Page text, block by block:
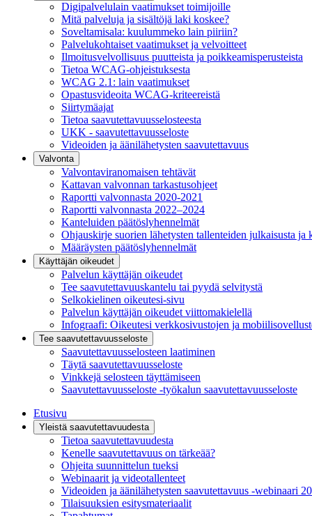
Digipalvelulain vaatimukset toimijoille
Mitä palveluja ja sisältöjä laki koskee?
Soveltamisala: kuulummeko lain piiriin?
Palvelukohtaiset vaatimukset ja velvoitteet
Ilmoitusvelvollisuus puutteista ja poikkeamisperusteista
Tietoa WCAG-ohjeistuksesta
WCAG 2.1: lain vaatimukset
Opastusvideoita WCAG-kriteereistä
Siirtymäajat
Tietoa saavutettavuusselosteesta
UKK - saavutettavuusseloste
Videoiden ja äänilähetysten saavutettavuus
Valvonta
Valvontaviranomaisen tehtävät
Kattavan valvonnan tarkastusohjeet
Raportti valvonnasta 2020-2021
Raportti valvonnasta 2022–2024
Kanteluiden päätöslyhennelmät
Ohjauskirje suorien lähetysten tallenteiden julkaisusta ja
Määräysten päätöslyhennelmät
Käyttäjän oikeudet
Palvelun käyttäjän oikeudet
Tee saavutettavuuskantelu tai pyydä selvitystä
Selkokielinen oikeutesi-sivu
Palvelun käyttäjän oikeudet viittomakielellä
Infograafi: Oikeutesi verkkosivustojen ja
Tee saavutettavuusseloste
Saavutettavuus­selosteen laatiminen
Täytä saavutettavuusseloste
Vinkkejä selosteen täyttämiseen
Saavutettavuusseloste -työkalun saavutettavuusseloste
Etusivu
Yleistä saavutettavuudesta
Tietoa saavutettavuudesta
Kenelle saavutettavuus on tärkeää?
Ohjeita suunnittelun tueksi
Webinaarit ja videotallenteet
Videoiden ja äänilähetysten saavutettavuus -webinaari
Tilaisuuksien esitysmateriaalit